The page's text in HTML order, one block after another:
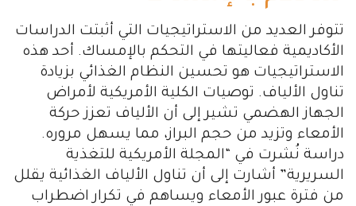
تتوفر العديد من الاستراتيجيات التي أثبتت الدراسات
الأكاديمية فعاليتها في التحكم بالإمساك. أحد هذه
الاستراتيجيات هو تحسين النظام الغذائي بزيادة
تناول الألياف. توصيات الكلية الأمريكية لأمراض
الجهاز الهضمي تشير إلى أن الألياف تعزز حركة
الأمعاء وتزيد من حجم البراز، مما يسهل مروره.
دراسة نُشرت في “المجلة الأمريكية للتغذية
السريرية” أشارت إلى أن تناول الألياف الغذائية يقلل
من فترة عبور الأمعاء ويساهم في تكرار اضطراب